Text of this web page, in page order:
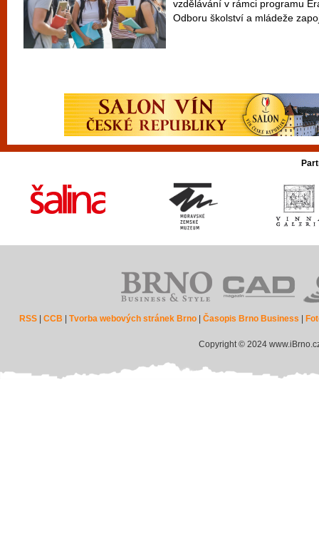
vzdělávání v rámci programu
Odboru školství a mládeže
RSS |CCB |Tvorba webových stránek Brno |Časopis Brno Business
Copyright © 2024